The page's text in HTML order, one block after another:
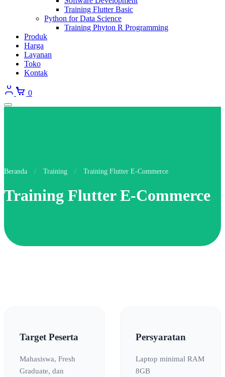
Training Flutter Basic
Python for Data Science
Training Phyton R Programming
Produk
Harga
Layanan
Toko
Kontak
0
Beranda / Training / Training Flutter E-Commerce
Training Flutter E-Commerce
Target Peserta
Mahasiswa, Fresh
Graduate, dan
Persyaratan
Laptop minimal RAM
8GB